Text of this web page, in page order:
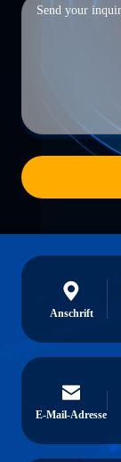
Anschrift
E-Mail-Adresse